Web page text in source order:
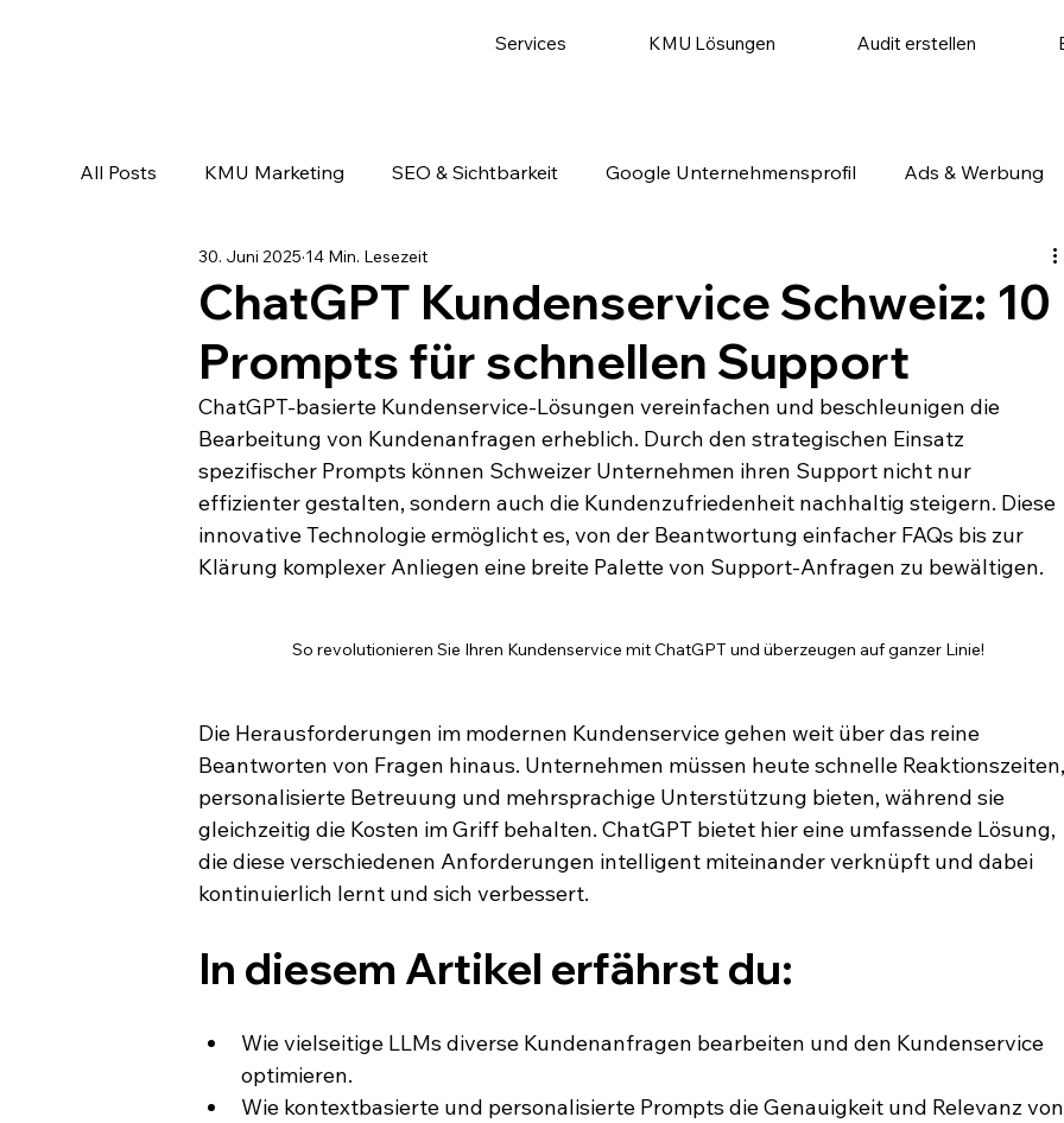
Services KMU Lösungen Audit erstellen
All Posts KMU Marketing SEO & Sichtbarkeit Google Unternehmensprofil Ads & Werbung
Email-Marketing & Lead Nurturing Social
ChatGPT Kundenservice Schweiz: 10
Prompts für schnellen Support
30. Juni 2025 14 Min. Lesezeit
ChatGPT-basierte Kundenservice-Lösungen vereinfachen und beschleunigen die
Bearbeitung von Kundenanfragen erheblich. Durch den strategischen Einsatz
spezifischer Prompts können Schweizer Unternehmen ihren Support nicht nur
effizienter gestalten, sondern auch die Kundenzufriedenheit nachhaltig steigern. Diese
innovative Technologie ermöglicht es, von der Beantwortung einfacher FAQs bis zur
Klärung komplexer Anliegen eine breite Palette von Support-Anfragen zu bewältigen.
So revolutionieren Sie Ihren Kundenservice mit ChatGPT und überzeugen auf ganzer Linie!
Die Herausforderungen im modernen Kundenservice gehen weit über das reine
Beantworten von Fragen hinaus. Unternehmen müssen heute schnelle Reaktionszeiten,
personalisierte Betreuung und mehrsprachige Unterstützung bieten, während sie
gleichzeitig die Kosten im Griff behalten. ChatGPT bietet hier eine umfassende Lösung,
die diese verschiedenen Anforderungen intelligent miteinander verknüpft und dabei
kontinuierlich lernt und sich verbessert.
In diesem Artikel erfährst du:
Wie vielseitige LLMs diverse Kundenanfragen bearbeiten und den Kundenservice
optimieren.
Wie kontextbasierte und personalisierte Prompts die Genauigkeit und Relevanz von